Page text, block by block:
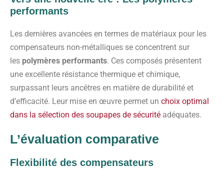
performants
Les dernières avancées en termes de matériaux pour les
compensateurs non-métalliques se concentrent sur
les polymères performants. Ces composés présentent
une excellente résistance thermique et chimique,
surpassant leurs ancêtres en matière de durabilité et
d’efficacité. Leur mise en œuvre permet un choix optimal
dans la sélection des soupapes de sécurité adéquates.
L’évaluation comparative
Flexibilité des compensateurs